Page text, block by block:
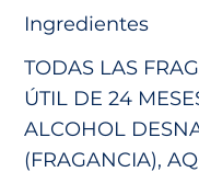
Ingredientes
TODAS LAS
ÚTIL DE 24
ALCOHOL
(FRAGANCIA),